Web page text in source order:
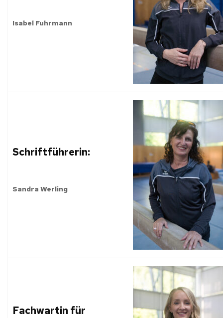
Isabel Fuhrmann
Schriftführerin:
Sandra Werling
Fachwartin für